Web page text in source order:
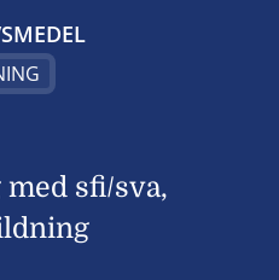
sfi/sva,